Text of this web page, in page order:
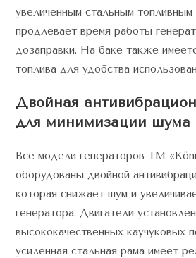
увеличенным стальным топливным
продлевает время работы
дозаправки. На баке также
топлива для удобства
Двойная
для минимизации шума
Все модели генераторов ТМ
оборудованы двойной
которая снижает шум и
генератора. Двигатели
высококачественных каучуковых
усиленная стальная рама имеет